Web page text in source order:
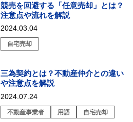
競売を回避する「任意売却」とは？
注意点や流れを解説
2024.03.04
自宅売却
三為契約とは？不動産仲介との違い
や注意点を解説
2024.07.24
不動産事業者 用語 自宅売却